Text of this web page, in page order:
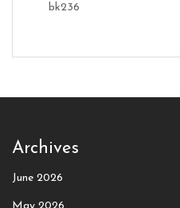
bk236
Archives
June 2026